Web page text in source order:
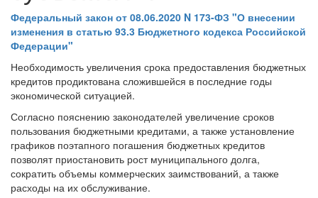
Федеральный закон от 08.06.2020 N 173-ФЗ "О внесении
изменения в статью 93.3 Бюджетного кодекса Российской
Федерации"
Необходимость увеличения срока предоставления бюджетных
кредитов продиктована сложившейся в последние годы
экономической ситуацией.
Согласно пояснению законодателей увеличение сроков
пользования бюджетными кредитами, а также установление
графиков поэтапного погашения бюджетных кредитов
позволят приостановить рост муниципального долга,
сократить объемы коммерческих заимствований, а также
расходы на их обслуживание.